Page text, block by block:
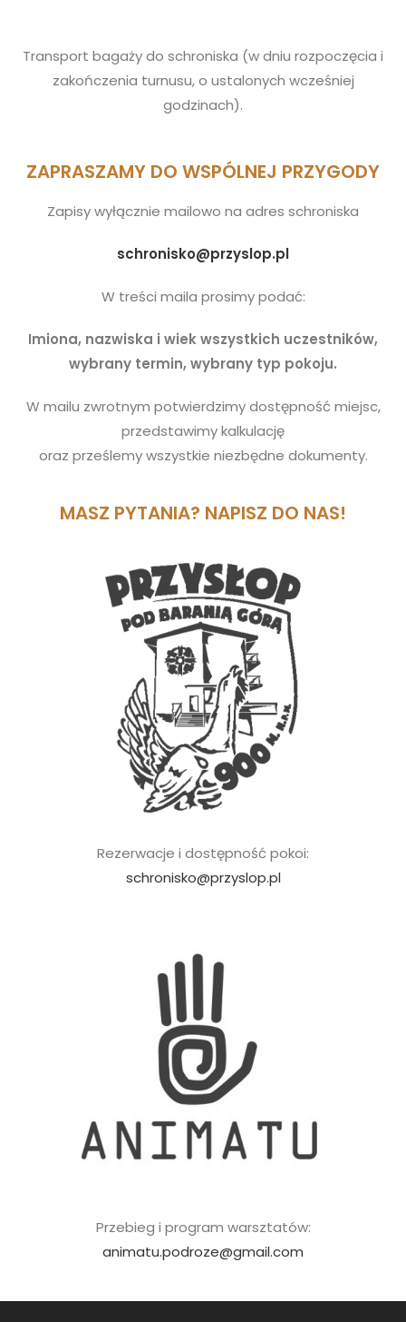
Transport bagaży do schroniska (w dniu rozpoczęcia i
zakończenia turnusu, o ustalonych wcześniej
godzinach).
ZAPRASZAMY DO WSPÓLNEJ PRZYGODY
Zapisy wyłącznie mailowo na adres schroniska
schronisko@przyslop.pl
W treści maila prosimy podać:
Imiona, nazwiska i wiek wszystkich uczestników,
wybrany termin, wybrany typ pokoju.
W mailu zwrotnym potwierdzimy dostępność miejsc,
przedstawimy kalkulację
oraz prześlemy wszystkie niezbędne dokumenty.
MASZ PYTANIA? NAPISZ DO NAS!
Rezerwacje i dostępność pokoi:
schronisko@przyslop.pl
Przebieg i program warsztatów:
animatu.podroze@gmail.com